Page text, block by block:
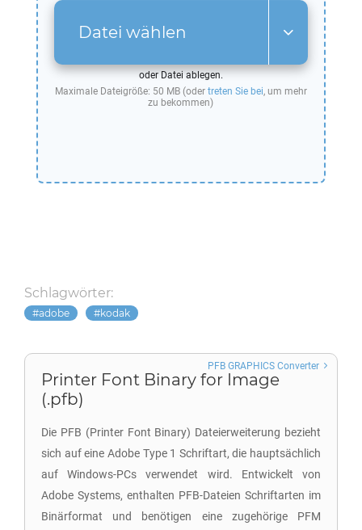
Datei wählen
oder Datei ablegen.
Maximale Dateigröße: 50 MB (oder treten Sie bei, um mehr
zu bekommen)
Schlagwörter:
adobe kodak
Printer Font Binary for Image
(.pfb)
Die PFB (Printer Font Binary) Dateierweiterung bezieht
sich auf eine Adobe Type 1 Schriftart, die hauptsächlich
auf Windows-PCs verwendet wird. Entwickelt von
Adobe Systems, enthalten PFB-Dateien Schriftarten im
Binärformat und benötigen eine zugehörige PFM
PFB GRAPHICS Converter